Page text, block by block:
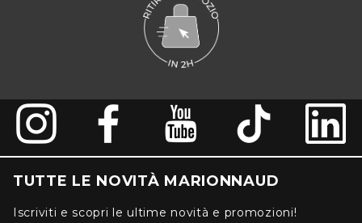
TUTTE LE NOVITÀ MARIONNAUD
Iscriviti e scopri le ultime novità e promozioni!